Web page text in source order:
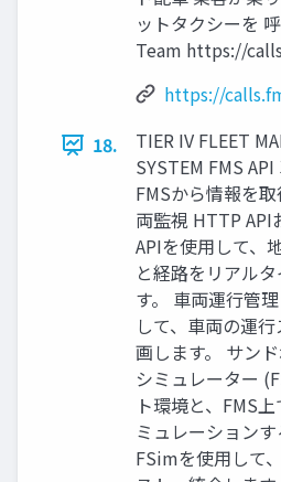
ットタクシーを
Team https://
https://
18.
TIER IV FLEET
SYSTEM FMS API
FMSから情報を
両監視 HTTP
APIを使用して、
と経路をリアル
す。 車両運行管
して、車両の運
画します。 サン
シミュレーター
ト環境と、FMS
ミュレーション
FSimを使用して